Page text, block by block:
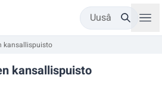
Uusâ
kansallispuisto
kansallispuisto